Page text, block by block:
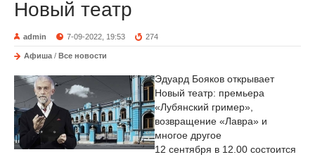
Новый театр
admin 7-09-2022, 19:53 274
Афиша / Все новости
Эдуард Бояков открывает
Новый театр: премьера
«Лубянский гример»,
возвращение «Лавра» и
многое другое
12 сентября в 12.00 состоится